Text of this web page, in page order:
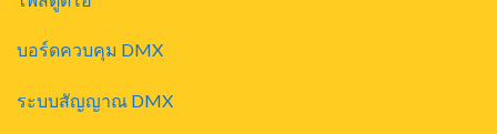
บอร์ดควบคุม DMX
ระบบสัญญาณ DMX